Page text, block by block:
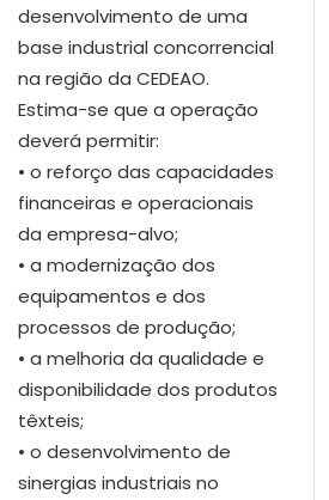
desenvolvimento de uma
base industrial concorrencial
na região da CEDEAO.
Estima-se que a operação
deverá permitir:
• o reforço das capacidades
financeiras e operacionais
da empresa-alvo;
• a modernização dos
equipamentos e dos
processos de produção;
• a melhoria da qualidade e
disponibilidade dos produtos
têxteis;
• o desenvolvimento de
sinergias industriais no